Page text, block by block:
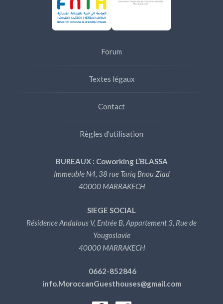
Forum
Textes légaux
Contact
Règles d’utilisation
BUREAUX : Coworking L’BLASSA
Immeuble N4, 38 rue Tariq Bnou Ziad
40000 MARRAKECH
SIEGE SOCIAL
Résidence Andalous V, Entrée B, Appartement 3, Rue de
Yougoslavie
40000 MARRAKECH
0662-852846
info.MoroccanGuesthouses@gmail.com